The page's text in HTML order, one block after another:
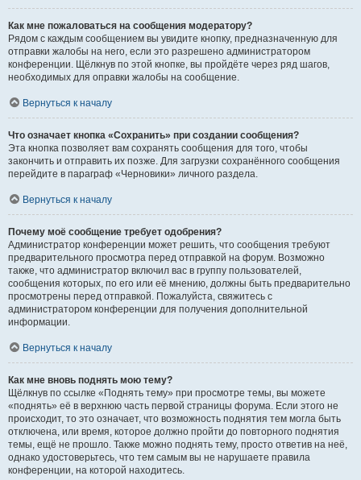
Как мне пожаловаться на сообщения модератору?
Рядом с каждым сообщением вы увидите кнопку, предназначенную для
отправки жалобы на него, если это разрешено администратором
конференции. Щёлкнув по этой кнопке, вы пройдёте через ряд шагов,
необходимых для оправки жалобы на сообщение.
Вернуться к началу
Что означает кнопка «Сохранить» при создании сообщения?
Эта кнопка позволяет вам сохранять сообщения для того, чтобы
закончить и отправить их позже. Для загрузки сохранённого сообщения
перейдите в параграф «Черновики» личного раздела.
Вернуться к началу
Почему моё сообщение требует одобрения?
Администратор конференции может решить, что сообщения требуют
предварительного просмотра перед отправкой на форум. Возможно
также, что администратор включил вас в группу пользователей,
сообщения которых, по его или её мнению, должны быть предварительно
просмотрены перед отправкой. Пожалуйста, свяжитесь с
администратором конференции для получения дополнительной
информации.
Вернуться к началу
Как мне вновь поднять мою тему?
Щёлкнув по ссылке «Поднять тему» при просмотре темы, вы можете
«поднять» её в верхнюю часть первой страницы форума. Если этого не
происходит, то это означает, что возможность поднятия тем могла быть
отключена, или время, которое должно пройти до повторного поднятия
темы, ещё не прошло. Также можно поднять тему, просто ответив на неё,
однако удостоверьтесь, что тем самым вы не нарушаете правила
конференции, на которой находитесь.